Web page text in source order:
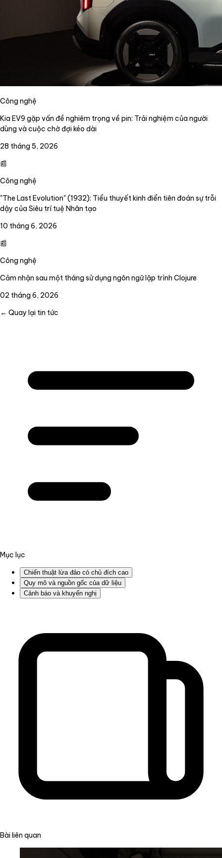
Công nghệ
Kia EV9 gặp vấn đề nghiêm trọng về pin: Trải nghiệm của người
dùng và cuộc chờ đợi kéo dài
28 tháng 5, 2026
📰
Công nghệ
"The Last Evolution" (1932): Tiểu thuyết kinh điển tiên đoán sự trỗi
dậy của Siêu trí tuệ Nhân tạo
10 tháng 6, 2026
📰
Công nghệ
Cảm nhận sau một tháng sử dụng ngôn ngữ lập trình Clojure
02 tháng 6, 2026
← Quay lại tin tức
Mục lục
Chiến thuật lừa đảo có chủ đích cao
Quy mô và nguồn gốc của dữ liệu
Cảnh báo và khuyến nghị
Bài liên quan